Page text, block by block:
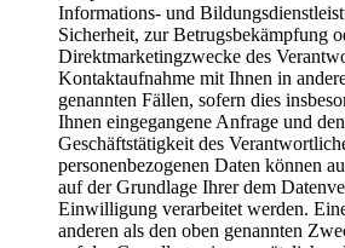
Informations- und
Sicherheit, zur Betrugsbekämpfung
Direktmarketingzwecke des
Kontaktaufnahme mit Ihnen in
genannten Fällen, sofern dies
Ihnen eingegangene Anfrage und
Geschäftstätigkeit des
personenbezogenen Daten können
auf der Grundlage Ihrer dem
Einwilligung verarbeitet werden.
anderen als den oben genannten